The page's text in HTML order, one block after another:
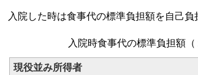
入院した時は食事代の標準負担額を自己負
入院時食事代の標準負担額（
現役並み所得者